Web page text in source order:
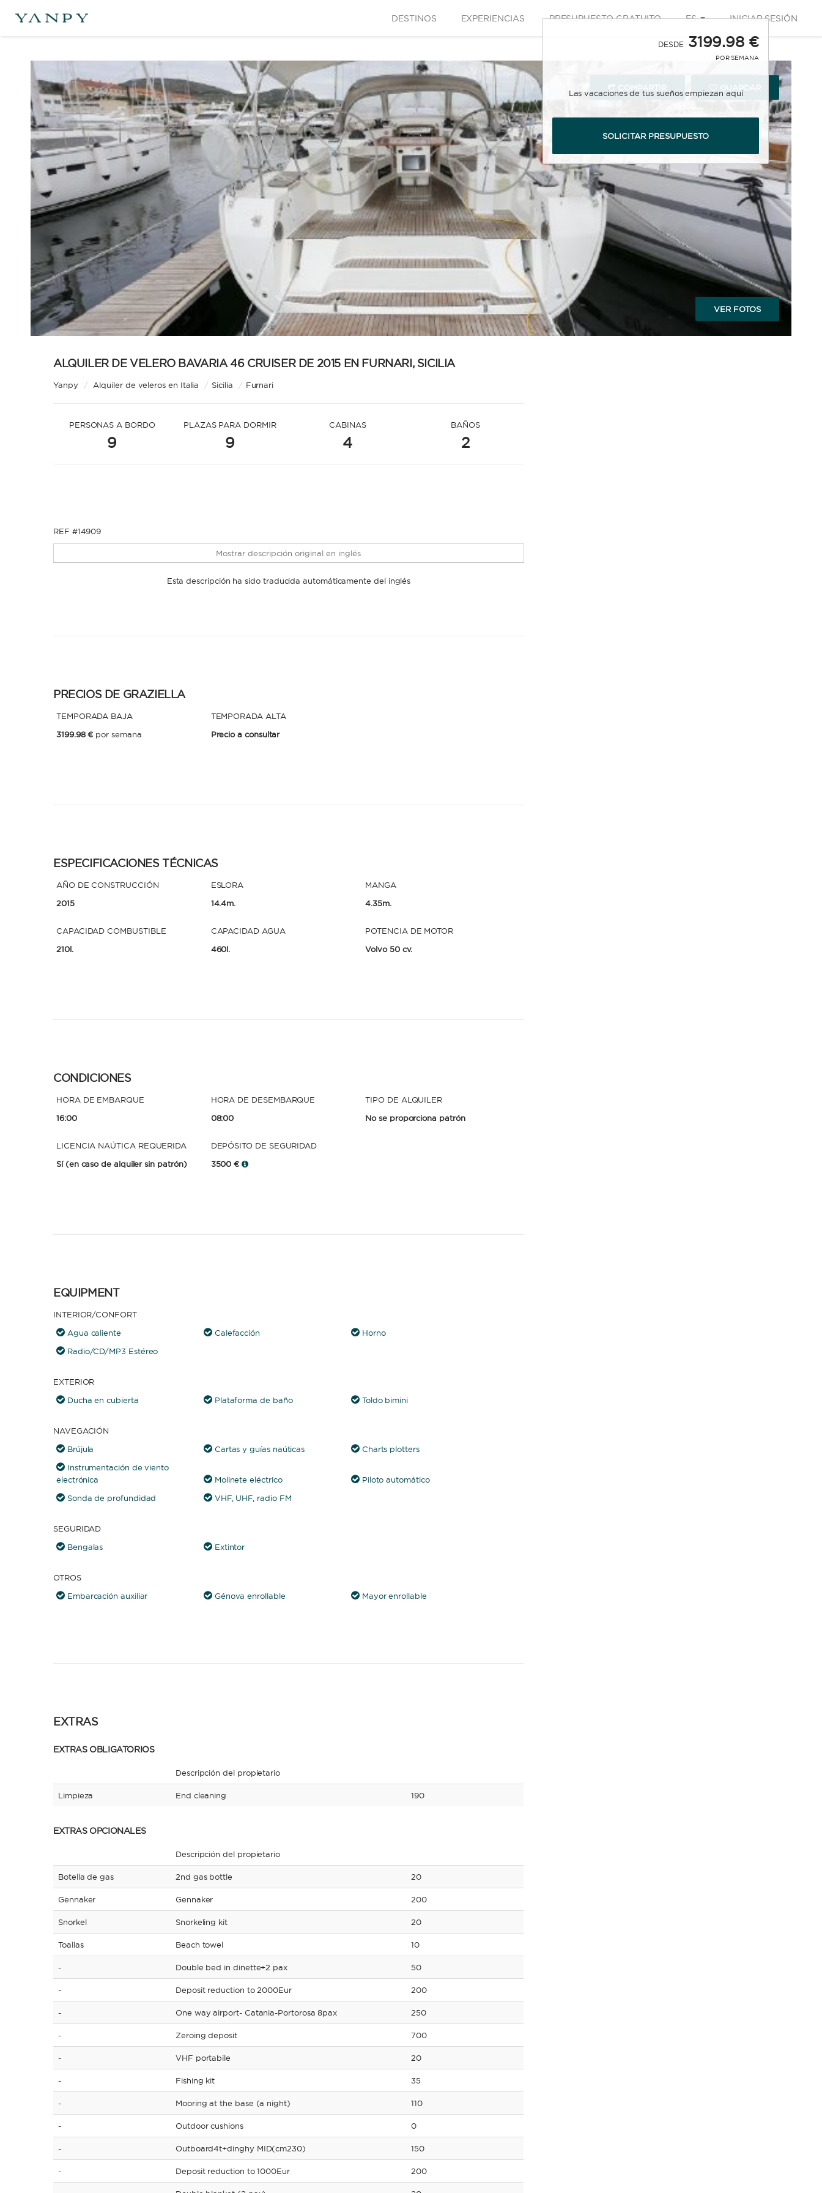
DESTINOS EXPERIENCIAS PRESUPUESTO GRATUITO ES INICIAR SESIÓN
GUARDAR
COMPARTIR
VER FOTOS
ALQUILER DE VELERO BAVARIA 46 CRUISER DE 2015 EN FURNARI, SICILIA
Yanpy / Alquiler de veleros en Italia / Sicilia / Furnari
PERSONAS A BORDO
9
PLAZAS PARA DORMIR
9
CABINAS
4
BAÑOS
2
REF #14909
Mostrar descripción original en inglés
Esta descripción ha sido traducida automáticamente del inglés
PRECIOS DE GRAZIELLA
TEMPORADA BAJA
3199.98 € por semana
TEMPORADA ALTA
Precio a consultar
ESPECIFICACIONES TÉCNICAS
AÑO DE CONSTRUCCIÓN
2015
ESLORA
14.4m.
MANGA
4.35m.
CAPACIDAD COMBUSTIBLE
210l.
CAPACIDAD AGUA
460l.
POTENCIA DE MOTOR
Volvo 50 cv.
CONDICIONES
HORA DE EMBARQUE
16:00
HORA DE DESEMBARQUE
08:00
TIPO DE ALQUILER
No se proporciona patrón
LICENCIA NAÚTICA REQUERIDA
Sí (en caso de alquiler sin patrón)
DEPÓSITO DE SEGURIDAD
3500 €
EQUIPMENT
INTERIOR/CONFORT
Agua caliente
Calefacción
Horno
Radio/CD/MP3 Estéreo
EXTERIOR
Ducha en cubierta
Plataforma de baño Toldo bimini
NAVEGACIÓN
Brújula
Cartas y guías naúticas
Charts plotters
Instrumentación de viento
electrónica
Molinete eléctrico
Piloto automático
Sonda de profundidad
VHF, UHF, radio FM
SEGURIDAD
Bengalas
Extintor
OTROS
Embarcación auxiliar
Génova enrollable Mayor enrollable
EXTRAS
EXTRAS OBLIGATORIOS
Descripción del propietario
Limpieza End cleaning 190
EXTRAS OPCIONALES
Descripción del propietario
Botella de gas 2nd gas bottle 20
Gennaker Gennaker 200
Snorkel Snorkeling kit 20
Toallas Beach towel 10
- Double bed in dinette+2 pax 50
- Deposit reduction to 2000Eur 200
- One way airport- Catania-Portorosa 8pax 250
- Zeroing deposit 700
- VHF portabile 20
- Fishing kit 35
- Mooring at the base (a night) 110
- Outdoor cushions 0
- Outboard4t+dinghy MID(cm230) 150
- Deposit reduction to 1000Eur 200
DESDE 3199.98 €
POR SEMANA
Las vacaciones de tus sueños empiezan aquí
SOLICITAR PRESUPUESTO